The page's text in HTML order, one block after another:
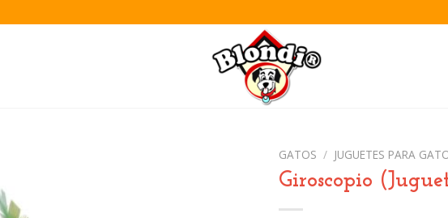
GATOS / JUGUETES PARA
Giroscopio